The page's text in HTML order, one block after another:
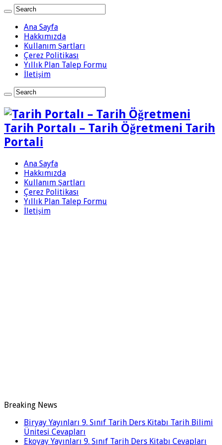
Ana Sayfa
Hakkımızda
Kullanım Şartları
Çerez Politikası
Yıllık Plan Talep Formu
İletişim
Tarih Portalı – Tarih Öğretmeni Tarih
Portali
Ana Sayfa
Hakkımızda
Kullanım Şartları
Çerez Politikası
Yıllık Plan Talep Formu
İletişim
Breaking News
Biryay Yayınları 9. Sınıf Tarih Ders Kitabı Tarih Bilimi
Ünitesi Cevapları
Ekoyay Yayınları 9. Sınıf Tarih Ders Kitabı Cevapları